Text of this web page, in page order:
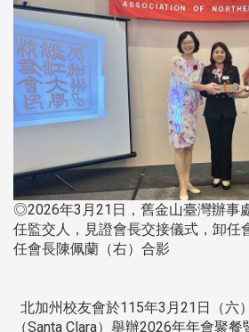
◎2026年3月21日，舊金山臺灣辦事
任監交人，見證會長交接儀式，卸任
任會長陳佩蘭（右）合影
北加州校友會於115年3月21日（六
（Santa Clara）舉辦2026年年會聚